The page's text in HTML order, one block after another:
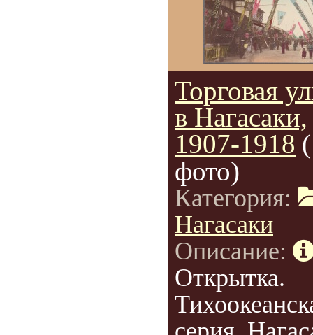
Торговая
в Нагасаки,
1907-1918
фото)
Категория:
Нагасаки
Описание:
Открытка.